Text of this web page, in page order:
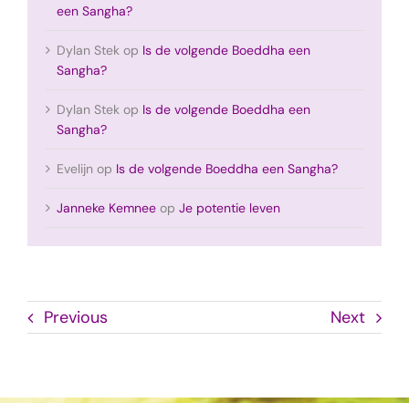
een Sangha?
Dylan Stek op Is de volgende Boeddha een
Sangha?
Dylan Stek op Is de volgende Boeddha een
Sangha?
Evelijn op Is de volgende Boeddha een Sangha?
Janneke Kemneeop Je potentie leven
Previous Next